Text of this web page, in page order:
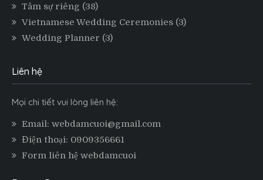
Tâm sự riêng (38)
Vietnamese Wedding Ceremonies (3)
Wedding Planner (3)
Liên hệ
Mọi chi tiết vui lòng liên hệ:
Email: webdamcuoi@gmail.com
Điện thoại: 0909356661
Form liên hệ webdamcuoi